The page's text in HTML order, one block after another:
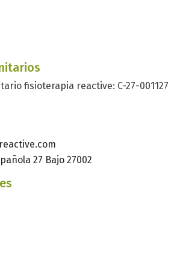
fisioterapia reactive: C-27-001127
27 Bajo 27002